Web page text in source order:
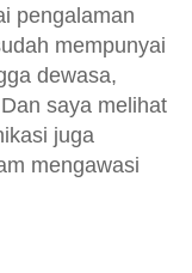
pengalaman
mempunyai
dewasa,
saya melihat
juga
mengawasi